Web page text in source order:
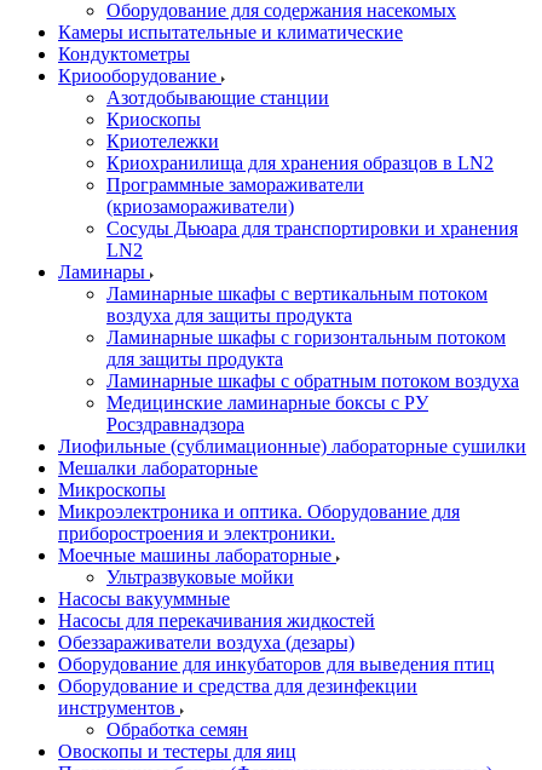
Оборудование для содержания насекомых
Камеры испытательные и климатические
Кондуктометры
Криооборудование
Азотдобывающие станции
Криоскопы
Криотележки
Криохранилища для хранения образцов в LN2
Программные замораживатели
(криозамораживатели)
Сосуды Дьюара для транспортировки и хранения
LN2
Ламинары
Ламинарные шкафы с вертикальным потоком
воздуха для защиты продукта
Ламинарные шкафы с горизонтальным потоком
для защиты продукта
Ламинарные шкафы с обратным потоком воздуха
Медицинские ламинарные боксы с РУ
Росздравнадзора
Лиофильные (сублимационные) лабораторные сушилки
Мешалки лабораторные
Микроскопы
Микроэлектроника и оптика. Оборудование для
приборостроения и электроники.
Моечные машины лабораторные
Ультразвуковые мойки
Насосы вакууммные
Насосы для перекачивания жидкостей
Обеззараживатели воздуха (дезары)
Оборудование для инкубаторов для выведения птиц
Оборудование и средства для дезинфекции
инструментов
Обработка семян
Овоскопы и тестеры для яиц